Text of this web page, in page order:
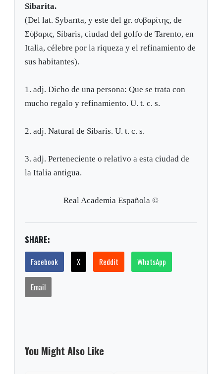
Sibarita.
(Del lat. Sybarīta, y este del gr. συβαρίτης, de
Σύβαρις, Síbaris, ciudad del golfo de Tarento, en
Italia, célebre por la riqueza y el refinamiento de
sus habitantes).
1. adj. Dicho de una persona: Que se trata con
mucho regalo y refinamiento. U. t. c. s.
2. adj. Natural de Síbaris. U. t. c. s.
3. adj. Perteneciente o relativo a esta ciudad de
la Italia antigua.
Real Academia Española ©
SHARE:
Facebook X Reddit WhatsApp
Email
You Might Also Like